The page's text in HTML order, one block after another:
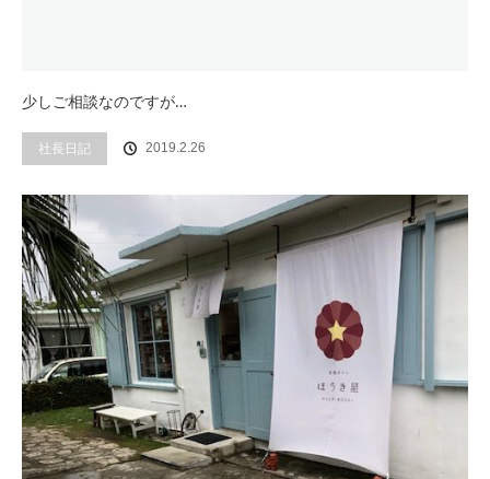
少しご相談なのですが…
社長日記 2019.2.26